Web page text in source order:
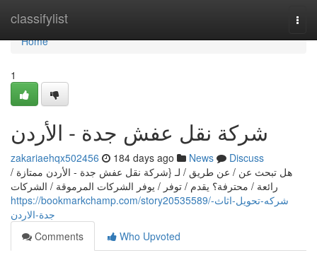
classifylist
Home
Home
1
شركة نقل عفش جدة - الأردن
zakariaehqx502456 184 days ago News
Discuss
هل تبحث عن / عن طريق / لـ {شركة نقل عفش جدة - الأردن ممتازة /
رائعة / محترفة؟ يقدم / توفر / يوفر الشركات المرموقة / الشركات
https://bookmarkchamp.com/story20535589/شركه-تحويل-اثاث-
جدة-الاردن
Comments
Who Upvoted